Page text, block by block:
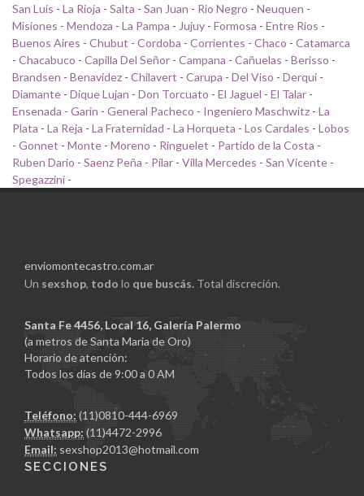
San Luis - La Rioja - Salta - San Juan - Rio Negro - Neuquen -
Misiones - Mendoza - La Pampa - Jujuy - Formosa - Entre Rios -
Buenos Aires - Chubut - Cordoba - Corrientes - Chaco - Catamarca
- Chacabuco - Capilla Del Señor - Campana - Cañuelas - Berisso -
Brandsen - Benavidez - Chilavert - Carupa - Del Viso - Derqui -
Diamante - Dique Lujan - Don Torcuato - El Jaguel - El Talar -
Ensenada - Garin - General Pacheco - Ingeniero Maschwitz - La
Plata - La Reja - La Fraternidad - La Horqueta - Los Cardales - Lobos
- Gonnet - Monte - Moreno - Ringuelet - Partido de la Costa -
Ruben Dario - Saenz Peña - Pilar - Villa Mercedes - San Vicente -
Spegazzini -
enviomontecastro.com.ar
Un sexshop, todo lo que buscás. Total discreción.
Santa Fe 4456, Local 16, Galería Palermo
(a metros de Santa Maria de Oro)
Horario de atención:
Todos los días de 9:00 a 0 AM
Teléfono: (11)0810-444-6969
Whatsapp: (11)4472-2996
Email: sexshop2013@hotmail.com
SECCIONES